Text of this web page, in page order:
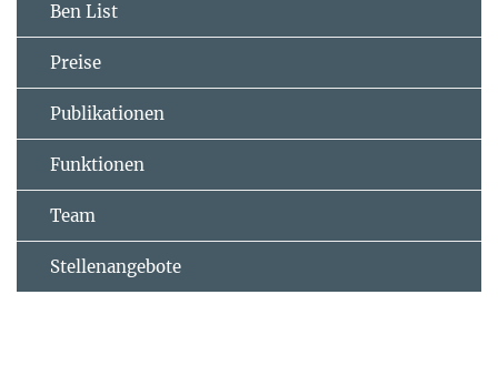
Ben List
Preise
Publikationen
Funktionen
Team
Stellenangebote